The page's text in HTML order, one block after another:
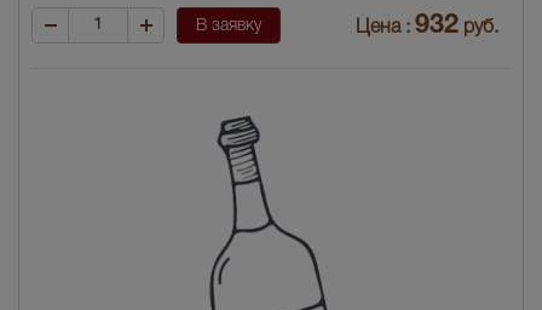
В заявку Цена : 932 руб.